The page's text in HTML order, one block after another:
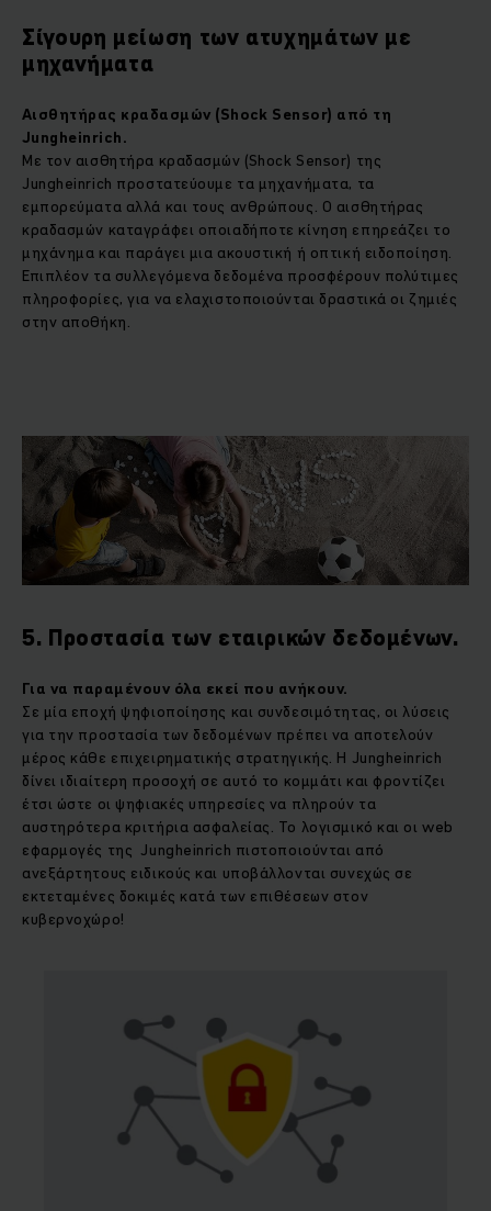
Σίγουρη μείωση των ατυχημάτων με
μηχανήματα
Αισθητήρας κραδασμών (Shock Sensor) από τη
Jungheinrich.
Με τον αισθητήρα κραδασμών (Shock Sensor) της
Jungheinrich προστατεύουμε τα μηχανήματα, τα
εμπορεύματα αλλά και τους ανθρώπους. Ο αισθητήρας
κραδασμών καταγράφει οποιαδήποτε κίνηση επηρεάζει το
μηχάνημα και παράγει μια ακουστική ή οπτική ειδοποίηση.
Επιπλέον τα συλλεγόμενα δεδομένα προσφέρουν πολύτιμες
πληροφορίες, για να ελαχιστοποιούνται δραστικά οι ζημιές
στην αποθήκη.
5. Προστασία των εταιρικών δεδομένων.
Για να παραμένουν όλα εκεί που ανήκουν.
Σε μία εποχή ψηφιοποίησης και συνδεσιμότητας, οι λύσεις
για την προστασία των δεδομένων πρέπει να αποτελούν
μέρος κάθε επιχειρηματικής στρατηγικής. Η Jungheinrich
δίνει ιδιαίτερη προσοχή σε αυτό το κομμάτι και φροντίζει
έτσι ώστε οι ψηφιακές υπηρεσίες να πληρούν τα
αυστηρότερα κριτήρια ασφαλείας. Το λογισμικό και οι web
εφαρμογές της Jungheinrich πιστοποιούνται από
ανεξάρτητους ειδικούς και υποβάλλονται συνεχώς σε
εκτεταμένες δοκιμές κατά των επιθέσεων στον
κυβερνοχώρο!